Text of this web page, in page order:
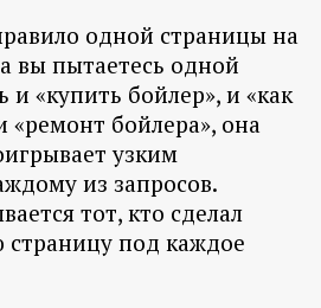
одной страницы на
вы пытаетесь одной
и «купить бойлер», и «как
«ремонт бойлера», она
узким
из запросов.
тот, кто сделал
под каждое